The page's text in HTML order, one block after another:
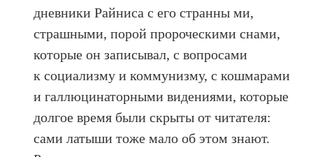
дневники Райниса с его странны ми,
страшными, порой пророческими снами,
которые он записывал, с вопросами
к социализму и коммунизму, с кошмарами
и галлюцинаторными видениями, которые
долгое время были скрыты от читателя:
сами латыши тоже мало об этом знают.